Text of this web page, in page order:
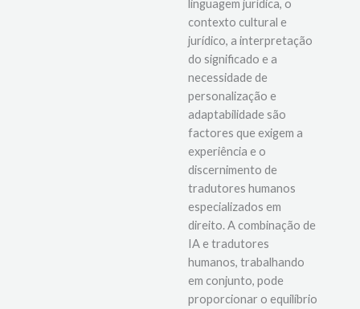
linguagem jurídica, o
contexto cultural e
jurídico, a interpretação
do significado e a
necessidade de
personalização e
adaptabilidade são
factores que exigem a
experiência e o
discernimento de
tradutores humanos
especializados em
direito. A combinação de
IA e tradutores
humanos, trabalhando
em conjunto, pode
proporcionar o equilíbrio